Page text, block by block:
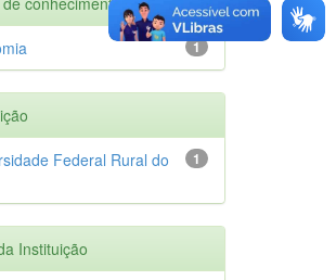
1
1
Federal Rural do
Instituição